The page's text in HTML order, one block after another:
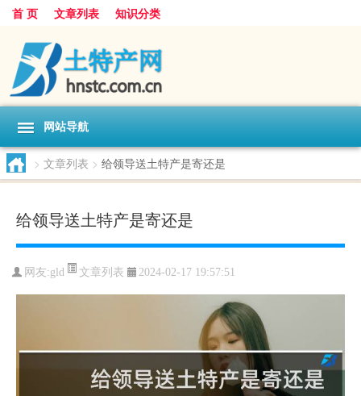
首 页 文章列表 知识分类
网站导航
> 文章列表 > 给领导送土特产是寄还是
给领导送土特产是寄还是
网友:gld 文章列表 2024-02-17 19:57:51